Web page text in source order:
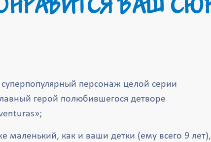
персонаж целой серии
герой полюбившегося детворе
маленький, как и ваши детки (ему всего 9 лет),